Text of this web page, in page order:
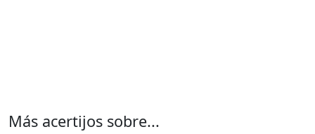
Más acertijos sobre...